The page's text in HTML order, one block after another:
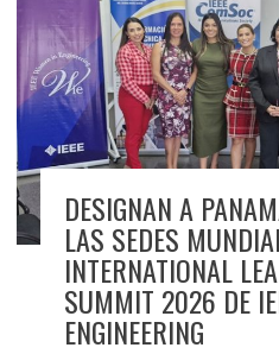
DESIGNAN A
LAS SEDES
INTERNATIONAL
SUMMIT 2026 DE
ENGINEERING